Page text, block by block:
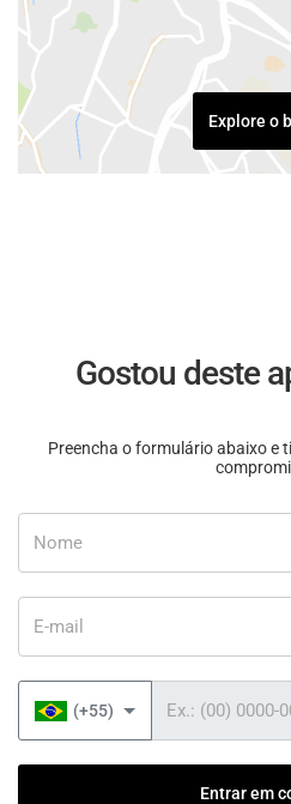
Explore o
Gostou deste
Preencha o formulário abaixo e
(+55)
Entrar em